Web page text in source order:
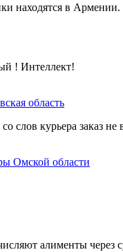
находятся в
! Интеллект!
область
слов курьера заказ
Омской области
алименты через